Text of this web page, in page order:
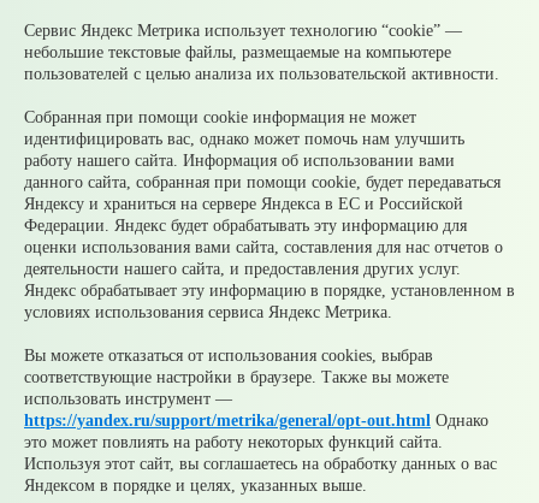
контролировать счета и избежать принудительного
взыскания
05 августаРассчитать налог по прогрессивной шкале
05 августаГроза приближается: как обезопасить себя и
своих близких?
Сервис Яндекс Метрика использует технологию “cookie” —
небольшие текстовые файлы, размещаемые на компьютере
пользователей с целью анализа их пользовательской активности.
Собранная при помощи cookie информация не может
идентифицировать вас, однако может помочь нам улучшить
работу нашего сайта. Информация об использовании вами
данного сайта, собранная при помощи cookie, будет передаваться
Яндексу и храниться на сервере Яндекса в ЕС и Российской
Федерации. Яндекс будет обрабатывать эту информацию для
оценки использования вами сайта, составления для нас отчетов о
деятельности нашего сайта, и предоставления других услуг.
Яндекс обрабатывает эту информацию в порядке, установленном в
условиях использования сервиса Яндекс Метрика.
Вы можете отказаться от использования cookies, выбрав
соответствующие настройки в браузере. Также вы можете
использовать инструмент —
https://yandex.ru/support/metrika/general/opt-out.html Однако
это может повлиять на работу некоторых функций сайта.
Используя этот сайт, вы соглашаетесь на обработку данных о вас
Яндексом в порядке и целях, указанных выше.
© 2026 Официальный сайт Муниципального округа
Среднеуральск Свердловской области
Карта сайта Архив
Ваше сообщение отправлено
Приемная главы
Выбрать тему
обращения